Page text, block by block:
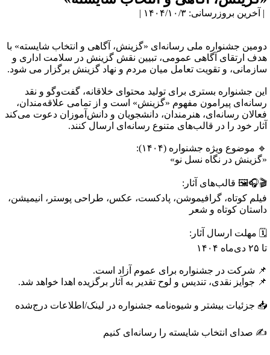
بروزرسانی: ۱۴۰۴/۱۰/۳ |
جشنواره ملی رسانه‌ای «گزینش، آگاهی و انتخاب شایسته» با
ارتقای آگاهی عمومی، تبیین نقش گزینش در سلامت اداری و
و تقویت تعامل میان مردم و نهاد گزینش برگزار می‌ شود.
جشنواره بستری برای تولید محتوای خلاقانه، گفت‌وگو و نقد
پیرامون مفهوم «گزینش» است و از تمامی علاقه‌مندان،
رسانه‌ای، هنرمندان، دانشجویان و دانش‌آموزان دعوت می‌کند
خود را در قالب‌های متنوع رسانه‌ای ارسال کنند.
موضوع ویژه جشنواره (۱۴۰۴):
در نگاه نسل نو»
قالب‌های آثار:
کوتاه، گرافیموشن، پادکست، عکس، طراحی پوستر، انیمیشن،
کوتاه و شعر
مهلت ارسال آثار:
۱۴۰۴
شرکت در جشنواره برای عموم آزاد است.
جوایز نقدی، تندیس و لوح تقدیر به آثار برگزیده اهدا خواهد شد.
جزئیات بیشتر و شیوه‌نامه جشنواره در لینک/اطلاعات درج‌شده
صدای انتخاب شایسته را رسانه‌ای کنیم